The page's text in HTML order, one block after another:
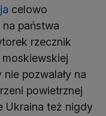
celowo
państwa
rzecznik
pozwalały na
powietrznej
Ukraina też nigdy